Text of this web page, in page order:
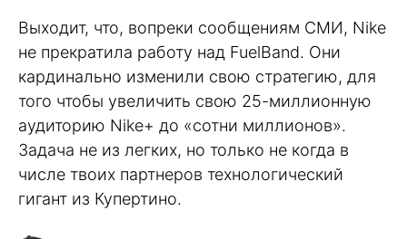
Выходит, что, вопреки сообщениям СМИ, Nike
не прекратила работу над FuelBand. Они
кардинально изменили свою стратегию, для
того чтобы увеличить свою 25-миллионную
аудиторию Nike+ до «сотни миллионов».
Задача не из легких, но только не когда в
числе твоих партнеров технологический
гигант из Купертино.